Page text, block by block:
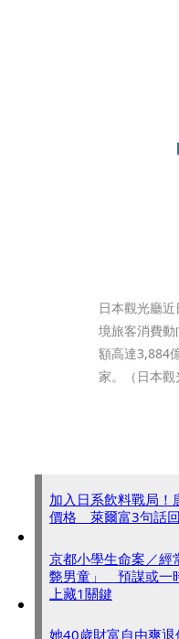
日本觀光廳
境旅客消費
額高達3,884
家。（日本觀
加入日系飲料戰局！
價格 萊爾富3句話
京都小學生命案／經
斃男童」 預謀或一
上藏1關鍵
她40歲財富自由爽